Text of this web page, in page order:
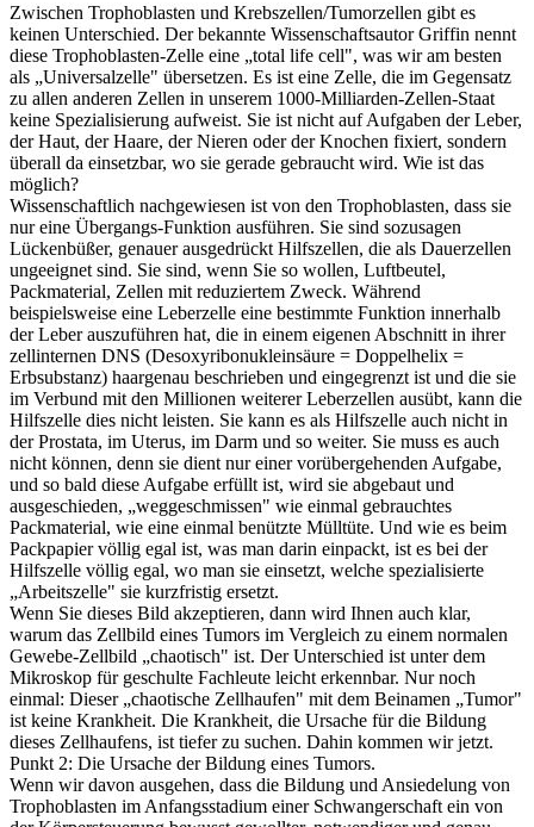
Zwischen Trophoblasten und Krebszellen/Tumorzellen gibt es
keinen Unterschied. Der bekannte Wissenschaftsautor Griffin nennt
diese Trophoblasten-Zelle eine „total life cell", was wir am besten
als „Universalzelle" übersetzen. Es ist eine Zelle, die im Gegensatz
zu allen anderen Zellen in unserem 1000-Milliarden-Zellen-Staat
keine Spezialisierung aufweist. Sie ist nicht auf Aufgaben der Leber,
der Haut, der Haare, der Nieren oder der Knochen fixiert, sondern
überall da einsetzbar, wo sie gerade gebraucht wird. Wie ist das
möglich?
Wissenschaftlich nachgewiesen ist von den Trophoblasten, dass sie
nur eine Übergangs-Funktion ausführen. Sie sind sozusagen
Lückenbüßer, genauer ausgedrückt Hilfszellen, die als Dauerzellen
ungeeignet sind. Sie sind, wenn Sie so wollen, Luftbeutel,
Packmaterial, Zellen mit reduziertem Zweck. Während
beispielsweise eine Leberzelle eine bestimmte Funktion innerhalb
der Leber auszuführen hat, die in einem eigenen Abschnitt in ihrer
zellinternen DNS (Desoxyribonukleinsäure = Doppelhelix =
Erbsubstanz) haargenau beschrieben und eingegrenzt ist und die sie
im Verbund mit den Millionen weiterer Leberzellen ausübt, kann die
Hilfszelle dies nicht leisten. Sie kann es als Hilfszelle auch nicht in
der Prostata, im Uterus, im Darm und so weiter. Sie muss es auch
nicht können, denn sie dient nur einer vorübergehenden Aufgabe,
und so bald diese Aufgabe erfüllt ist, wird sie abgebaut und
ausgeschieden, „weggeschmissen" wie einmal gebrauchtes
Packmaterial, wie eine einmal benützte Mülltüte. Und wie es beim
Packpapier völlig egal ist, was man darin einpackt, ist es bei der
Hilfszelle völlig egal, wo man sie einsetzt, welche spezialisierte
„Arbeitszelle" sie kurzfristig ersetzt.
Wenn Sie dieses Bild akzeptieren, dann wird Ihnen auch klar,
warum das Zellbild eines Tumors im Vergleich zu einem normalen
Gewebe-Zellbild „chaotisch" ist. Der Unterschied ist unter dem
Mikroskop für geschulte Fachleute leicht erkennbar. Nur noch
einmal: Dieser „chaotische Zellhaufen" mit dem Beinamen „Tumor"
ist keine Krankheit. Die Krankheit, die Ursache für die Bildung
dieses Zellhaufens, ist tiefer zu suchen. Dahin kommen wir jetzt.
Punkt 2: Die Ursache der Bildung eines Tumors.
Wenn wir davon ausgehen, dass die Bildung und Ansiedelung von
Trophoblasten im Anfangsstadium einer Schwangerschaft ein von